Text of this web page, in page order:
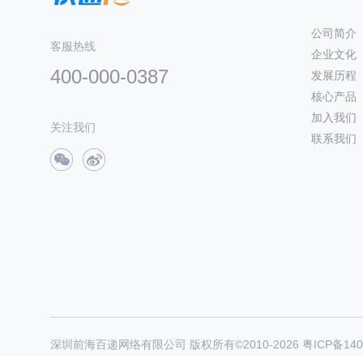
客服热线
400-000-0387
关注我们
公司简介
企业文化
发展历程
核心产品
加入我们
联系我们
深圳前海百递网络有限公司 版权所有©2010-2026 粤ICP备